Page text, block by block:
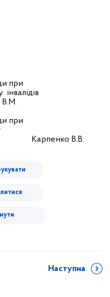
при
В.М.
при
Карпенко В.В.
Наступна